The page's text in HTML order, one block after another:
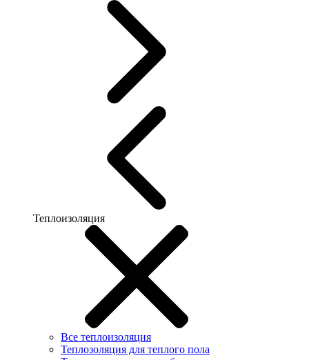
Теплоизоляция
Все теплоизоляция
Теплозоляция для теплого пола